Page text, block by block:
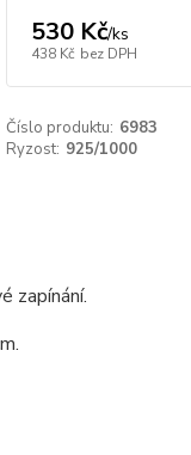
530 Kč/ks
438 Kč bez DPH
Číslo produktu: 6983
Ryzost: 925/1000
zapínání.